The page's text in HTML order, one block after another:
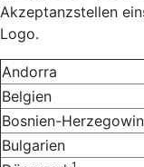
Akzeptanzstellen
Logo.
Andorra
Belgien
Bosnien-
Bulgarien